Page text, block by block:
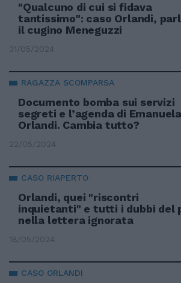
"Qualcuno di cui si fidava
tantissimo": caso Orlandi,
il cugino Meneguzzi
31/05/2024
RAGAZZA SCOMPARSA
Documento bomba sui servizi
segreti e l’agenda di Emanuela
Orlandi. Cambia tutto?
22/05/2024
CASO RIAPERTO
Orlandi, quei "riscontri
inquietanti" e tutti i dubbi del
nella lettera ignorata
18/05/2024
CASO ORLANDI